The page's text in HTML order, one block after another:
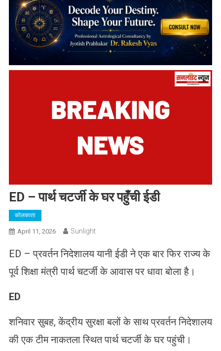
ED – पार्थ चटर्जी के घर पहुँची ईडी
कोलकाता
April 11, 2026 Sunlight
ED – प्रवर्तन निदेशालय यानी ईडी ने एक बार फिर राज्य के
पूर्व शिक्षा मंत्री पार्थ चटर्जी के आवास पर धावा बोला है।
ED
शनिवार सुबह, केंद्रीय सुरक्षा बलों के साथ प्रवर्तन निदेशालय
की एक टीम नाकतला स्थित पार्थ चटर्जी के घर पहुंची।